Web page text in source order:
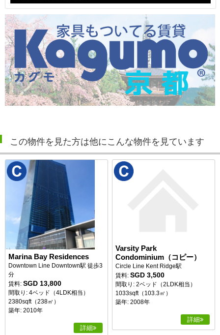
この物件を見た方は他にこんな物件を見ています
Marina Bay Residences
Downtown Line Downtown駅 徒歩3
分
賃料: SGD 13,800
間取り: 4ベッド（4LDK相当）
2380sqft（238㎡）
築年: 2010年
詳細
Varsity Park
Condominium（コピー）
Circle Line Kent Ridge駅
賃料:SGD 3,500
間取り: 2ベッド（2LDK相当）
1033sqft（103.3㎡）
築年: 2008年
詳細